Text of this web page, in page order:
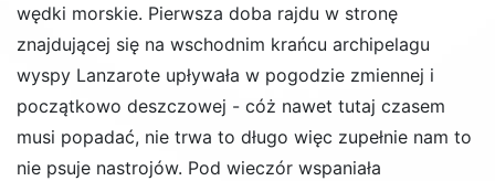
wędki morskie. Pierwsza doba rajdu w stronę
znajdującej się na wschodnim krańcu archipelagu
wyspy Lanzarote upływała w pogodzie zmiennej i
początkowo deszczowej - cóż nawet tutaj czasem
musi popadać, nie trwa to długo więc zupełnie nam to
nie psuje nastrojów. Pod wieczór wspaniała